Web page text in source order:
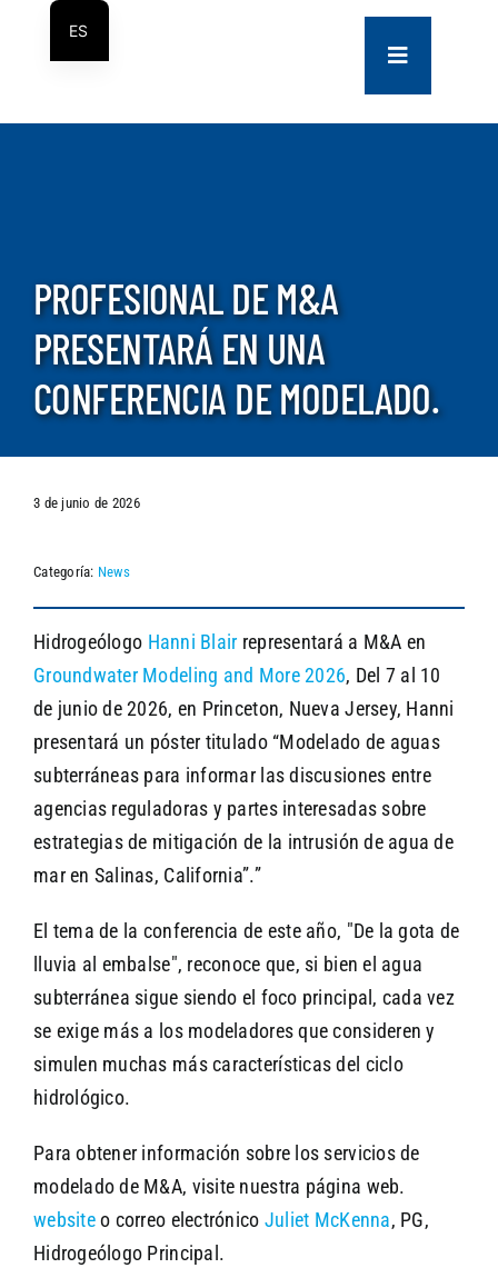
Navegación
de
palanca
COMPANY
NEWS
PROFESIONAL DE M&A
PRESENTARÁ EN UNA
CONFERENCIA DE MODELADO.
3 de junio de 2026
Categoría: News
Hidrogeólogo Hanni Blair representará a M&A en
Groundwater Modeling and More 2026, Del 7 al 10
de junio de 2026, en Princeton, Nueva Jersey, Hanni
presentará un póster titulado “Modelado de aguas
subterráneas para informar las discusiones entre
agencias reguladoras y partes interesadas sobre
estrategias de mitigación de la intrusión de agua de
mar en Salinas, California”.”
El tema de la conferencia de este año, "De la gota de
lluvia al embalse", reconoce que, si bien el agua
subterránea sigue siendo el foco principal, cada vez
se exige más a los modeladores que consideren y
simulen muchas más características del ciclo
hidrológico.
Para obtener información sobre los servicios de
modelado de M&A, visite nuestra página web.
websiteo correo electrónico Juliet McKenna, PG,
Hidrogeólogo Principal.
ES
EN